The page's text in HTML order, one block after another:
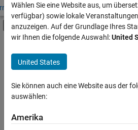
– Übersicht Stellensuche
Umschaltung für Off-
Hauptinhalt
Commercial Sales
Marketing Communications
+1
Derzeit
Wählen Sie eine Website aus, um
verfügbar) sowie lokale
anzuzeigen. Auf der Grundlage Ihres
wir Ihnen die folgende Auswahl:United
United States
Sie können auch eine Website aus der
auswählen:
Amerika